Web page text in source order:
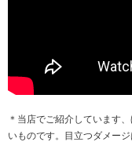
＊当店でご紹介しています
いものです。目立つダメー